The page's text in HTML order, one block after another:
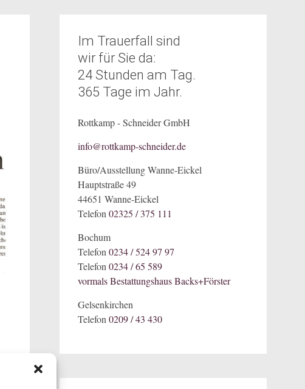
Im Trauerfall sind
wir für Sie da:
24 Stunden am Tag.
365 Tage im Jahr.
Rottkamp - Schneider GmbH
info@rottkamp-schneider.de
Büro/Ausstellung Wanne-Eickel
Hauptstraße 49
44651 Wanne-Eickel
Telefon 02325 / 375 111
Bochum
Telefon 0234 / 524 97 97
Telefon 0234 / 65 589
vormals Bestattungshaus Backs+Förster
Gelsenkirchen
Telefon 0209 / 43 430